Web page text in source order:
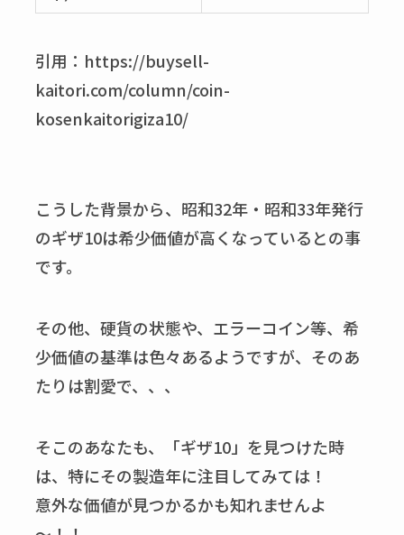
引用：https://buysell-
kaitori.com/column/coin-
kosenkaitorigiza10/
こうした背景から、昭和32年・昭和33年発行
のギザ10は希少価値が高くなっているとの事
です。
その他、硬貨の状態や、エラーコイン等、希
少価値の基準は色々あるようですが、そのあ
たりは割愛で、、、
そこのあなたも、「ギザ10」を見つけた時
は、特にその製造年に注目してみては！
意外な価値が見つかるかも知れませんよ